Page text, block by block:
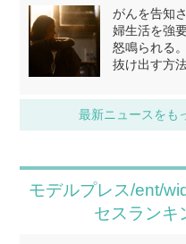
がんを告知
婦生活を強
怒鳴られる
抜け出す方
最新ニュースをも
モデルプレス/ent/
セスランキ